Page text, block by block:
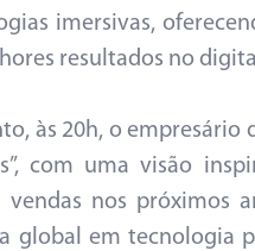
imersivas,
resultados no
às 20h, o empresário
com uma visão
nos próximos
global em tecnologia